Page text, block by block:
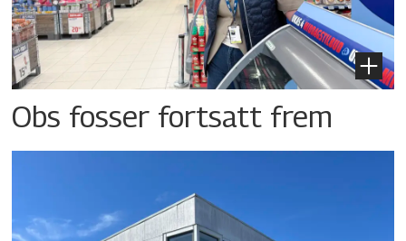
Obs fosser fortsatt frem